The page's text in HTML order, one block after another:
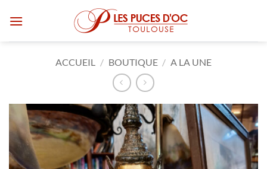
ACCUEIL / BOUTIQUE / A LA UNE